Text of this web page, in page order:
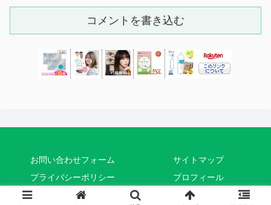
コメントを書き込む
お問い合わせフォーム
サイトマップ
プライバシーポリシー
プロフィール
© 2019 うしろまえ.